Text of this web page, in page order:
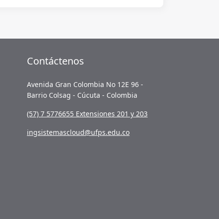
Contáctenos
Avenida Gran Colombia No 12E 96 -
Barrio Colsag - Cúcuta - Colombia
(57) 7 5776655 Extensiones 201 y 203
ingsistemascloud@ufps.edu.co